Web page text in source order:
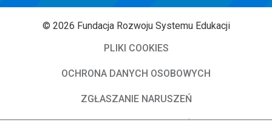
© 2026 Fundacja Rozwoju Systemu Edukacji
PLIKI COOKIES
OCHRONA DANYCH OSOBOWYCH
ZGŁASZANIE NARUSZEŃ
DEKLARACJA DOSTĘPNOŚCI